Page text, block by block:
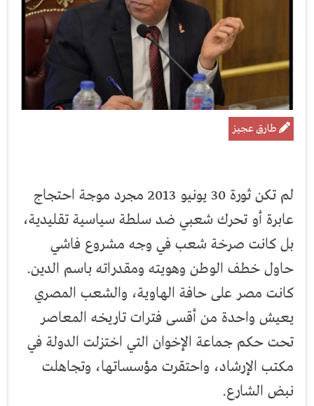
طارق عجيز
لم تكن ثورة 30 يونيو 2013 مجرد موجة احتجاج
عابرة أو تحرك شعبي ضد سلطة سياسية تقليدية،
بل كانت صرخة شعب في وجه مشروع فاشي
حاول خطف الوطن وهويته ومقدراته باسم الدين.
كانت مصر على حافة الهاوية، والشعب المصري
يعيش واحدة من أقسى فترات تاريخه المعاصر
تحت حكم جماعة الإخوان التي اختزلت الدولة في
مكتب الإرشاد، واحتقرت مؤسساتها، وتجاهلت
نبض الشارع.